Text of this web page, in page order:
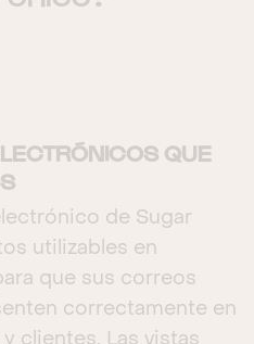
QUE
de Sugar
utilizables en
que sus correos
correctamente en